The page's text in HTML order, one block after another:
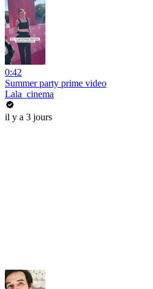
0:42
Summer party prime video
Lala_cinema
il y a 3 jours